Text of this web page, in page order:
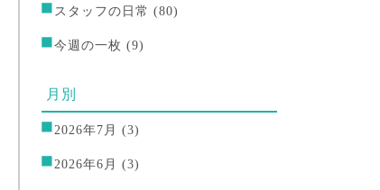
スタッフの日常 (80)
今週の一枚 (9)
月別
2026年7月 (3)
2026年6月 (3)